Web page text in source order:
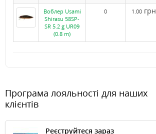
Воблер Usami
Shirasu 58SP-
SR 5.2 g UR09
(0.8 m)
0 1.00 грн
Програма лояльності для наших
клієнтів
Реєструйтеся зараз